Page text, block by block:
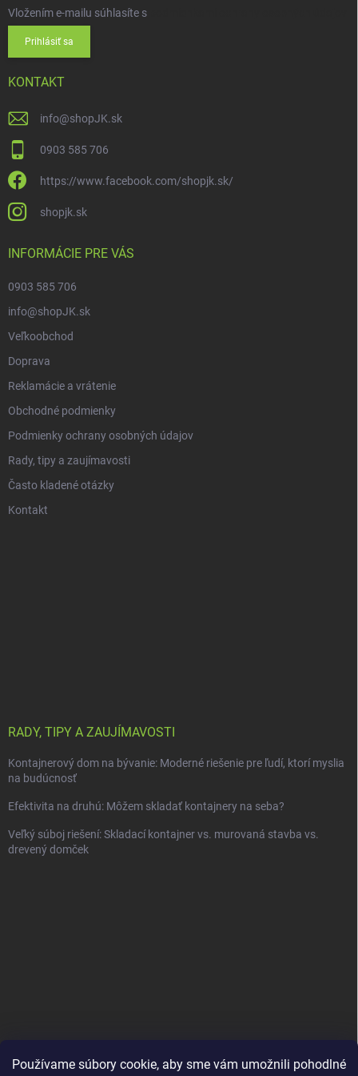
Používame súbory cookie, aby sme vám umožnili pohodlné
Vložením e-mailu súhlasíte s
Prihlásiť sa
KONTAKT
info@shopJK.sk
0903 585 706
https://www.facebook.com/shopjk.sk/
shopjk.sk
INFORMÁCIE PRE VÁS
0903 585 706
info@shopJK.sk
Veľkoobchod
Doprava
Reklamácie a vrátenie
Obchodné podmienky
Podmienky ochrany osobných údajov
Rady, tipy a zaujímavosti
Často kladené otázky
Kontakt
RADY, TIPY A ZAUJÍMAVOSTI
Kontajnerový dom na bývanie: Moderné riešenie pre ľudí, ktorí myslia
na budúcnosť
Efektivita na druhú: Môžem skladať kontajnery na seba?
Veľký súboj riešení: Skladací kontajner vs. murovaná stavba vs.
drevený domček